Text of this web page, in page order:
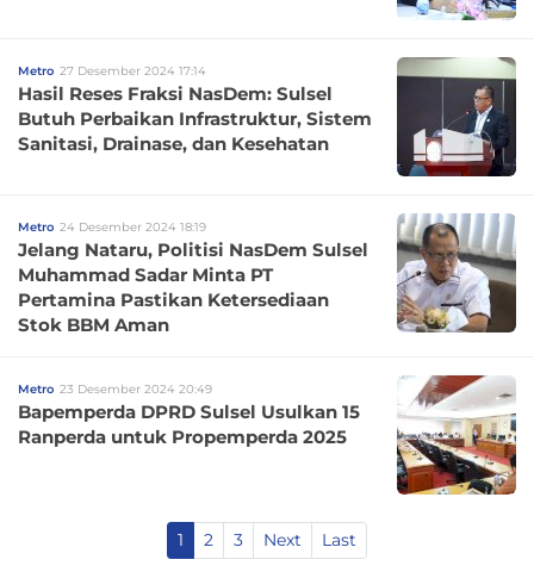
Metro 27 Desember 2024 17:14
Hasil Reses Fraksi NasDem: Sulsel
Butuh Perbaikan Infrastruktur, Sistem
Sanitasi, Drainase, dan Kesehatan
Metro 24 Desember 2024 18:19
Jelang Nataru, Politisi NasDem Sulsel
Muhammad Sadar Minta PT
Pertamina Pastikan Ketersediaan
Stok BBM Aman
Metro 23 Desember 2024 20:49
Bapemperda DPRD Sulsel Usulkan 15
Ranperda untuk Propemperda 2025
1 2 3 Next Last